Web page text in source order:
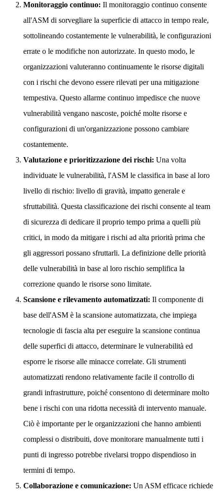
Monitoraggio continuo: Il monitoraggio continuo consente
all'ASM di sorvegliare la superficie di attacco in tempo reale,
sottolineando costantemente le vulnerabilità, le configurazioni
errate o le modifiche non autorizzate. In questo modo, le
organizzazioni valuteranno continuamente le risorse digitali
con i rischi che devono essere rilevati per una mitigazione
tempestiva. Questo allarme continuo impedisce che nuove
vulnerabilità vengano nascoste, poiché molte risorse e
configurazioni di un'organizzazione possono cambiare
costantemente.
Valutazione e prioritizzazione dei rischi: Una volta
individuate le vulnerabilità, l'ASM le classifica in base al loro
livello di rischio: livello di gravità, impatto generale e
sfruttabilità. Questa classificazione dei rischi consente al team
di sicurezza di dedicare il proprio tempo prima a quelli più
critici, in modo da mitigare i rischi ad alta priorità prima che
gli aggressori possano sfruttarli. La definizione delle priorità
delle vulnerabilità in base al loro rischio semplifica la
correzione quando le risorse sono limitate.
Scansione e rilevamento automatizzati: Il componente di
base dell'ASM è la scansione automatizzata, che impiega
tecnologie di fascia alta per eseguire la scansione continua
delle superfici di attacco, determinare le vulnerabilità ed
esporre le risorse alle minacce correlate. Gli strumenti
automatizzati rendono relativamente facile il controllo di
grandi infrastrutture, poiché consentono di determinare molto
bene i rischi con una ridotta necessità di intervento manuale.
Ciò è importante per le organizzazioni che hanno ambienti
complessi o distribuiti, dove monitorare manualmente tutti i
punti di ingresso potrebbe rivelarsi troppo dispendioso in
termini di tempo.
Collaborazione e comunicazione: Un ASM efficace richiede